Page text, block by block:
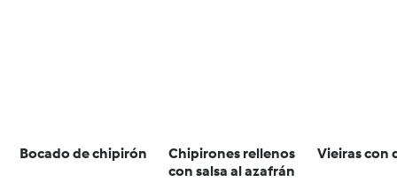
Bocado de chipirón
Chipirones rellenos
con salsa al azafrán
Vieiras con